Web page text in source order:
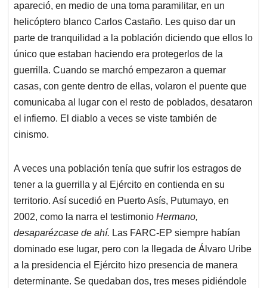
apareció, en medio de una toma paramilitar, en un
helicóptero blanco Carlos Castaño. Les quiso dar un
parte de tranquilidad a la población diciendo que ellos lo
único que estaban haciendo era protegerlos de la
guerrilla. Cuando se marchó empezaron a quemar
casas, con gente dentro de ellas, volaron el puente que
comunicaba al lugar con el resto de poblados, desataron
el infierno. El diablo a veces se viste también de
cinismo.
A veces una población tenía que sufrir los estragos de
tener a la guerrilla y al Ejército en contienda en su
territorio. Así sucedió en Puerto Asís, Putumayo, en
2002, como la narra el testimonio Hermano,
desaparézcase de ahí. Las FARC-EP siempre habían
dominado ese lugar, pero con la llegada de Álvaro Uribe
a la presidencia el Ejército hizo presencia de manera
determinante. Se quedaban dos, tres meses pidiéndole